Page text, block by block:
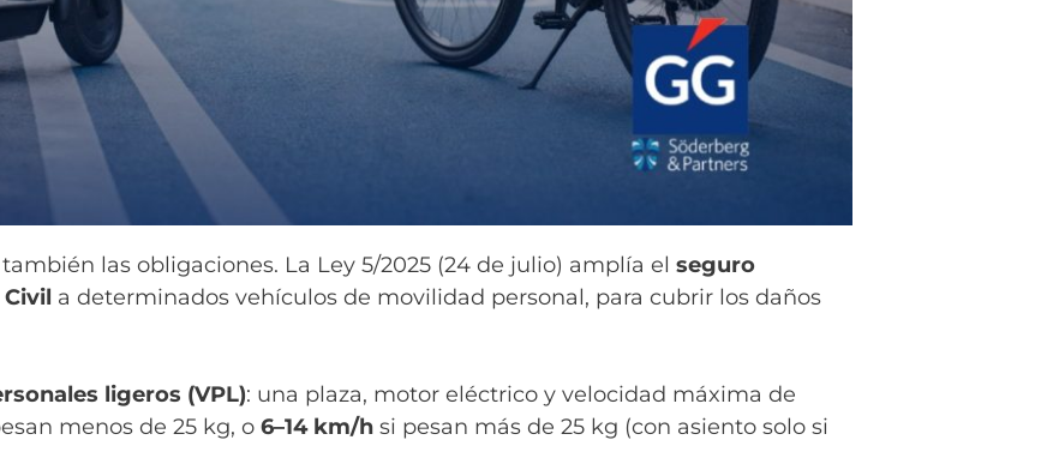
las obligaciones. La Ley 5/2025 (24 de julio) amplía el seguro
a determinados vehículos de movilidad personal, para cubrir los daños
ligeros (VPL): una plaza, motor eléctrico y velocidad máxima de
menos de 25 kg, o 6–14 km/h si pesan más de 25 kg (con asiento solo si